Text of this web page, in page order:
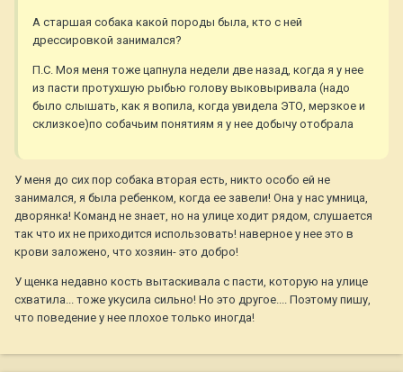
А старшая собака какой породы была, кто с ней
дрессировкой занимался?
П.С. Моя меня тоже цапнула недели две назад, когда я у нее
из пасти протухшую рыбью голову выковыривала (надо
было слышать, как я вопила, когда увидела ЭТО, мерзкое и
склизкое)по собачьим понятиям я у нее добычу отобрала
У меня до сих пор собака вторая есть, никто особо ей не
занимался, я была ребенком, когда ее завели! Она у нас умница,
дворянка! Команд не знает, но на улице ходит рядом, слушается
так что их не приходится использовать! наверное у нее это в
крови заложено, что хозяин- это добро!
У щенка недавно кость вытаскивала с пасти, которую на улице
схватила... тоже укусила сильно! Но это другое.... Поэтому пишу,
что поведение у нее плохое только иногда!